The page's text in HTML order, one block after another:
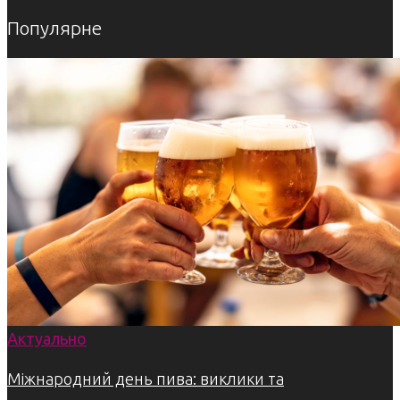
Популярне
Актуально
Міжнародний день пива: виклики та